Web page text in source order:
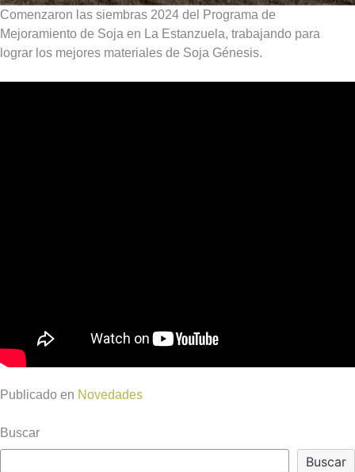
Comenzaron las siembras 2024 del Programa de
Mejoramiento de Soja en La Estanzuela, trabajando para
lograr los mejores materiales de Soja Génesis.
Publicado en Novedades
Buscar
Buscar